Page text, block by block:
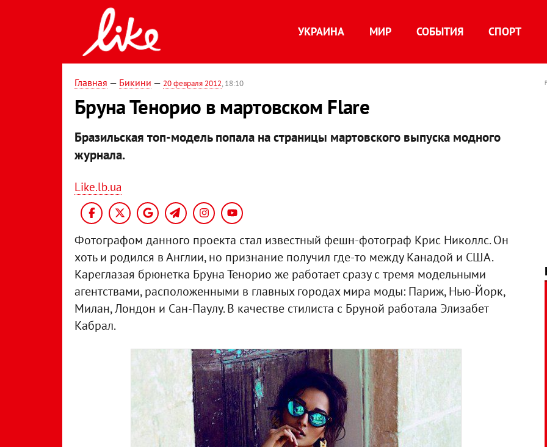
УКРАИНА МИР СОБЫТИЯ СПОРТ
Главная — Бикини — 20 февраля 2012, 18:10
Бруна Тенорио в мартовском Flare
Бразильская топ-модель попала на страницы мартовского выпуска модного
журнала.
Like.lb.ua
Фотографом данного проекта стал известный фешн-фотограф Крис Николлс. Он
хоть и родился в Англии, но признание получил где-то между Канадой и США.
Кареглазая брюнетка Бруна Тенорио же работает сразу с тремя модельными
агентствами, расположенными в главных городах мира моды: Париж, Нью-Йорк,
Милан, Лондон и Сан-Паулу. В качестве стилиста с Бруной работала Элизабет
Кабрал.